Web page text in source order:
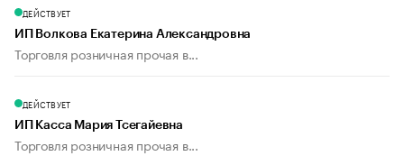
ДЕЙСТВУЕТ
ИП Волкова Екатерина Александровна
Торговля розничная прочая в...
ДЕЙСТВУЕТ
ИП Касса Мария Тсегайевна
Торговля розничная прочая в...